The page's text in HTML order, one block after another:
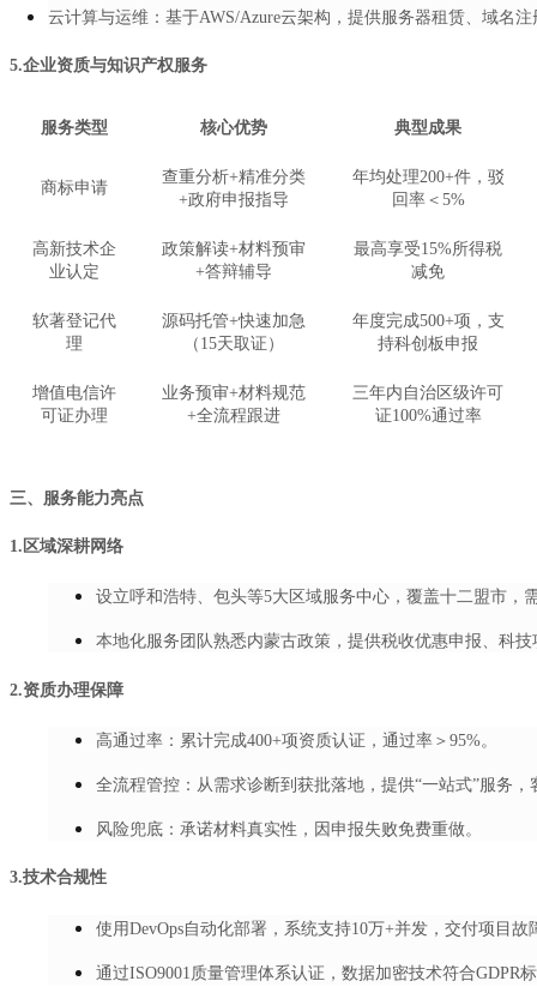
云计算与运维：基于AWS/Azure云架构，提供服务器租赁、域名
5.企业资质与知识产权服务
服务类型 核心优势 典型成果
商标申请
查重分析+精准分类
+政府申报指导
年均处理200+件，驳
回率＜5%
高新技术企
业认定
政策解读+材料预审
+答辩辅导
最高享受15%所得税
减免
软著登记代
理
源码托管+快速加急
（15天取证）
年度完成500+项，支
持科创板申报
增值电信许
可证办理
业务预审+材料规范
+全流程跟进
三年内自治区级许可
证100%通过率
三、服务能力亮点
1.区域深耕网络
设立呼和浩特、包头等5大区域服务中心，覆盖十二盟市，
本地化服务团队熟悉内蒙古政策，提供税收优惠申报、科
2.资质办理保障
高通过率：累计完成400+项资质认证，通过率＞95%。
全流程管控：从需求诊断到获批落地，提供“一站式”服务，
风险兜底：承诺材料真实性，因申报失败免费重做。
3.技术合规性
使用DevOps自动化部署，系统支持10万+并发，交付项目故
通过ISO9001质量管理体系认证，数据加密技术符合GDPR